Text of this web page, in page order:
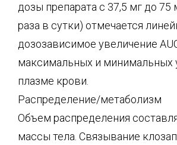
дозы препарата с 37,5 мг до 75
раза в сутки) отмечается
дозозависимое увеличение
максимальных и минимальных
плазме крови.
Распределение/метаболизм
Объем распределения
массы тела. Связывание